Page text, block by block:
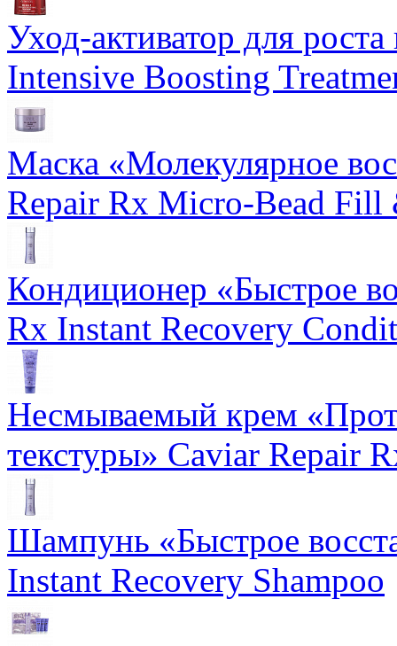
Уход-активатор для
Intensive Boosting
Маска «Молекулярное
Repair Rx Micro-Bead Fill
Кондиционер «Быстрое
Rx Instant Recovery
Несмываемый крем
текстуры» Caviar Repair
Шампунь «Быстрое
Instant Recovery Shampoo